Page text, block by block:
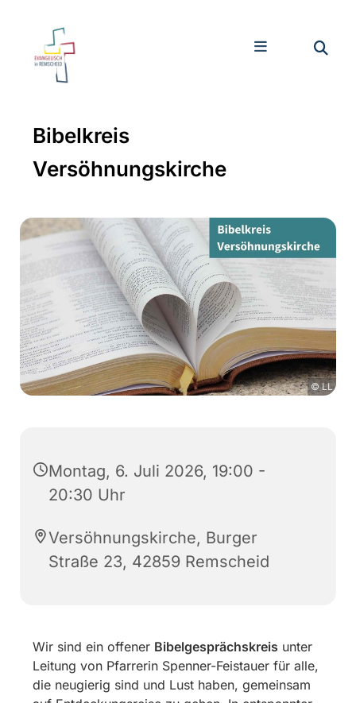
Bibelkreis
Versöhnungskirche
© LL
Montag, 6. Juli 2026, 19:00 -
20:30 Uhr
Versöhnungskirche, Burger
Straße 23, 42859 Remscheid
Wir sind ein offener Bibelgesprächskreis unter
Leitung von Pfarrerin Spenner-Feistauer für alle,
die neugierig sind und Lust haben, gemeinsam